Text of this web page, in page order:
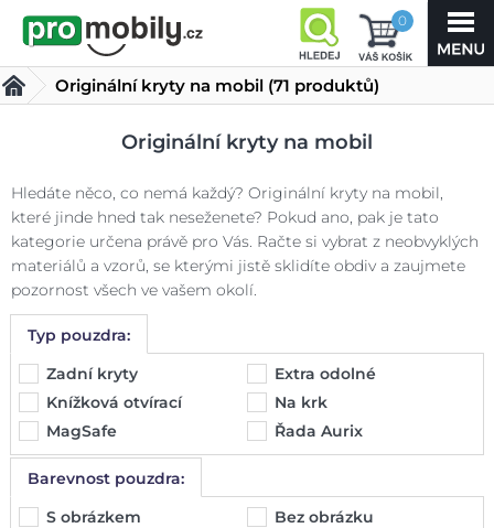
0
Originální kryty na mobil (71 produktů)
Originální kryty na mobil
Hledáte něco, co nemá každý? Originální kryty na mobil,
které jinde hned tak neseženete? Pokud ano, pak je tato
kategorie určena právě pro Vás. Račte si vybrat z neobvyklých
materiálů a vzorů, se kterými jistě sklidíte obdiv a zaujmete
pozornost všech ve vašem okolí.
Typ pouzdra:
Zadní kryty
Extra odolné
Knížková otvírací
Na krk
MagSafe
Řada Aurix
Barevnost pouzdra:
S obrázkem
Bez obrázku